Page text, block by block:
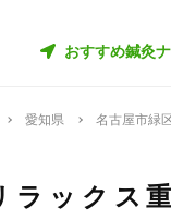
おすすめ鍼灸
愛知県 名古屋市緑
ラックス